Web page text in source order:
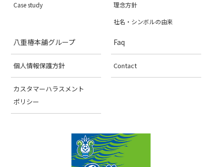
Case study
理念方針
社名・シンボルの由来
八重椿本舖グループ Faq
個人情報保護方針 Contact
カスタマーハラスメント
ポリシー